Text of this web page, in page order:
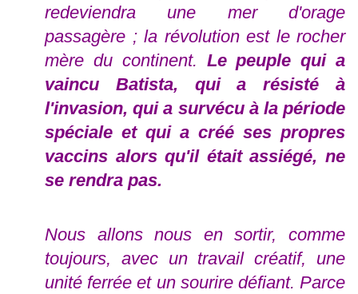
redeviendra une mer d'orage
passagère ; la révolution est le rocher
mère du continent. Le peuple qui a
vaincu Batista, qui a résisté à
l'invasion, qui a survécu à la période
spéciale et qui a créé ses propres
vaccins alors qu'il était assiégé, ne
se rendra pas.
Nous allons nous en sortir, comme
toujours, avec un travail créatif, une
unité ferrée et un sourire défiant. Parce